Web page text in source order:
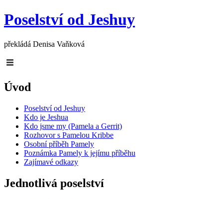
Poselství od Jeshuy
překládá Denisa Vaňková
Úvod
Poselství od Jeshuy
Kdo je Jeshua
Kdo jsme my (Pamela a Gerrit)
Rozhovor s Pamelou Kribbe
Osobní příběh Pamely
Poznámka Pamely k jejímu příběhu
Zajímavé odkazy
Jednotlivá poselství